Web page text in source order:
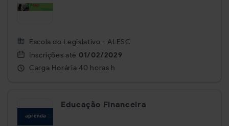
Escola do Legislativo - ALESC
Inscrições até 01/02/2029
Carga Horária 40 horas h
Educação Financeira